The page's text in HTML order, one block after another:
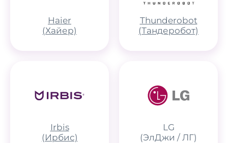
Haier
(Хайер)
Thunderobot
(Тандеробот)
Irbis
(Ирбис)
LG
(ЭлДжи / ЛГ)